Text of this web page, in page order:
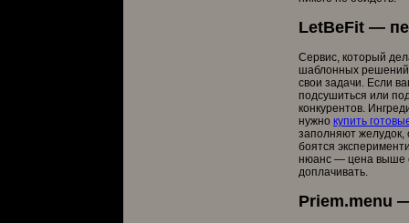
LetBeFit —
Сервис, который
шаблонных решений
свои задачи. Если
подсушиться или
конкурентов.
нужно купить
заполняют желудок,
боятся
нюанс — цена выше
доплачивать.
Priem.menu